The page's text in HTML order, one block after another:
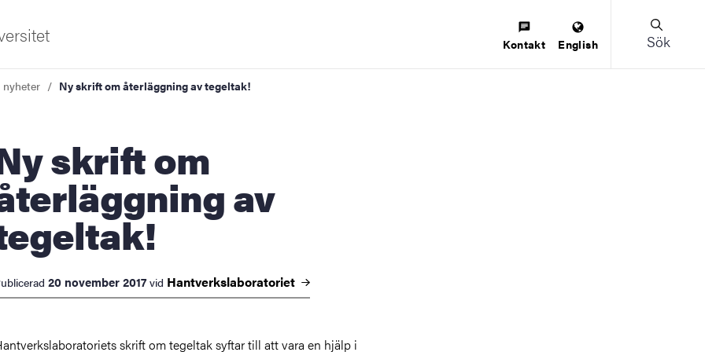
innovation
Kontakt English Sök
nyheter Ny skrift om återläggning av tegeltak!
om
av
20 november 2017 vid Hantverkslaboratoriet
skrift om tegeltak syftar till att vara en hjälp i